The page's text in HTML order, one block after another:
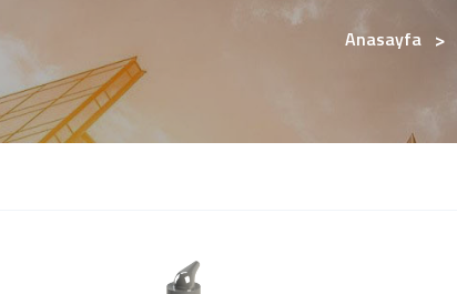
Anasayfa